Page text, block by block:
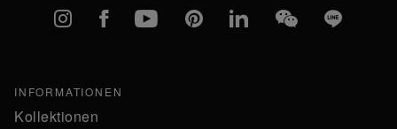
Instagram
FacebookYouTubePinterestlinkedInWeChatLine
INFORMATIONEN
Kollektionen